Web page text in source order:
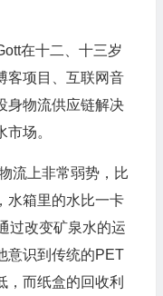
在十二、十三岁
客项目、互联网音
身物流供应链解决
场。
流上非常弱势，比
水箱里的水比一卡
过改变矿泉水的运
意识到传统的PET
，而纸盒的回收利